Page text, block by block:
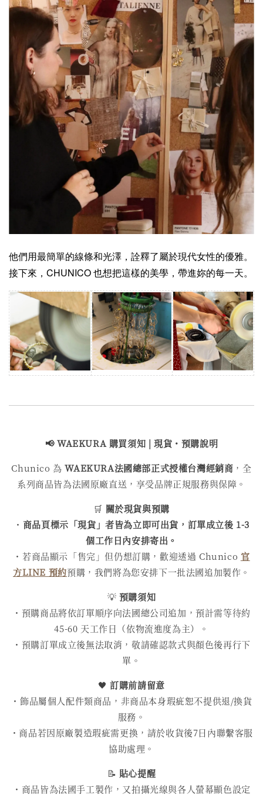
他們用最簡單的線條和光澤，詮釋了屬於現代女性的優雅。
接下來，CHUNICO 也想把這樣的美學，帶進妳的每一天。
📢 WAEKURA 購買須知 | 現貨・預購說明
Chunico 為WAEKURA法國總部正式授權台灣經銷商 ，全
系列商品皆為法國原廠直送，享受品牌正規服務與保障。
🛒 關於現貨與預購
・ 商品頁標示「現貨」者皆為立即可出貨，訂單成立後 1-3
個工作日內安排寄出。
・若商品顯示「售完」但仍想訂購，歡迎透過 Chunico 官
方LINE 預約預購，我們將為您安排下一批法國追加製作。
💡 預購須知
・預購商品將依訂單順序向法國總公司追加，預計需等待約
45-60 天工作日（依物流進度為主）。
・預購訂單成立後無法取消，敬請確認款式與顏色後再行下
單。
🖤訂購前請留意
・飾品屬個人配件類商品，非商品本身瑕疵恕不提供退/換貨
服務。
・商品若因原廠製造瑕疵需更換，請於收貨後7日內聯繫客服
協助處理。
📝 貼心提醒
・商品皆為法國手工製作，又拍攝光線與各人螢幕顯色設定